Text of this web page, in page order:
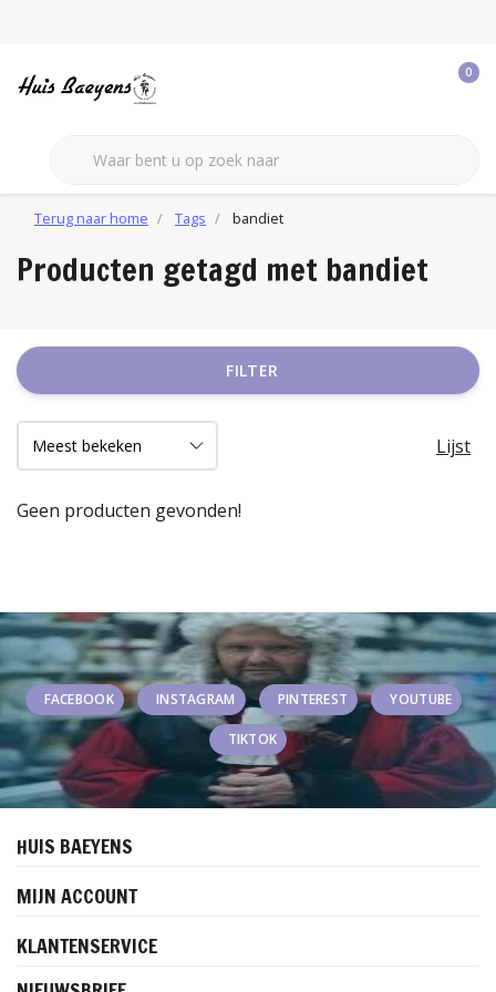
0
Terug naar home Tags bandiet
Producten getagd met bandiet
FILTER
Lijst
Geen producten gevonden!
FACEBOOK INSTAGRAM PINTEREST YOUTUBE
TIKTOK
HUIS BAEYENS
MIJN ACCOUNT
KLANTENSERVICE